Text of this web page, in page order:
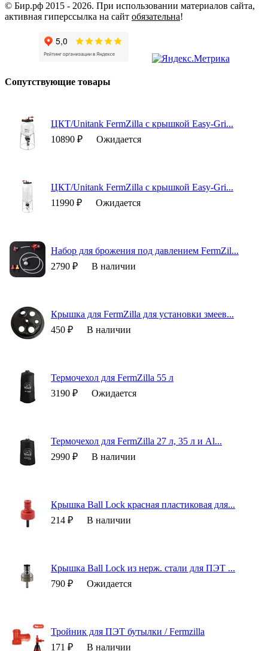
© Бир.рф 2015 - 2026. При использовании материалов сайта,
активная гиперссылка на сайт обязательна!
Сопутствующие товары
ЦКТ/Unitank FermZilla с крышкой Easy-Gri...
10890 ₽
Ожидается
ЦКТ/Unitank FermZilla с крышкой Easy-Gri...
11990 ₽
Ожидается
Набор для брожения под давлением FermZil...
2790 ₽
В наличии
Крышка для FermZilla для установки змеев...
450 ₽
В наличии
Термочехол для FermZilla 55 л
3190 ₽
Ожидается
Термочехол для FermZilla 27 л, 35 л и Al...
2990 ₽
В наличии
Крышка Ball Lock красная пластиковая для...
214 ₽
В наличии
Крышка Ball Lock из нерж. стали для ПЭТ ...
790 ₽
Ожидается
Тройник для ПЭТ бутылки / Fermzilla
171 ₽
В наличии